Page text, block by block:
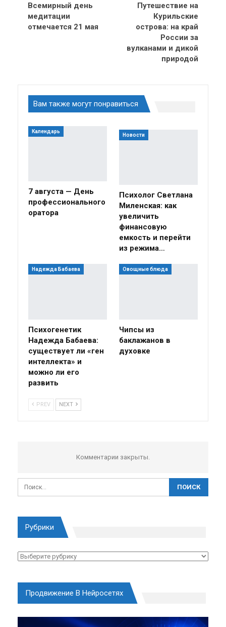
Всемирный день
медитации
отмечается 21 мая
Путешествие на
Курильские
острова: на край
России за
вулканами и дикой
природой
Вам также могут понравиться
Календарь
7 августа — День
профессионального
оратора
Новости
Психолог Светлана
Миленская: как
увеличить
финансовую
емкость и перейти
из режима…
Надежда Бабаева
Психогенетик
Надежда Бабаева:
существует ли «ген
интеллекта» и
можно ли его
развить
Овощные блюда
Чипсы из
баклажанов в
духовке
PREV NEXT
Комментарии закрыты.
Рубрики
Рубрики
Продвижение В Нейросетях